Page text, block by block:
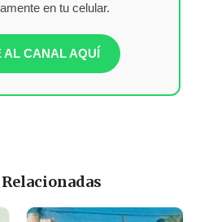
en tu celular.
AL CANAL AQUÍ